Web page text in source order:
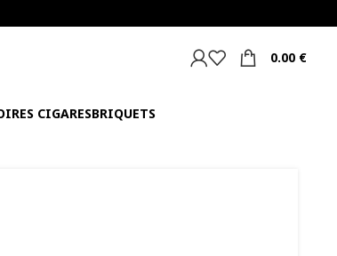
0.00 €
CIGARESBRIQUETS